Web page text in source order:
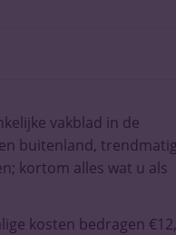
vakblad in de
buitenland,
kortom alles wat u als
kosten bedragen